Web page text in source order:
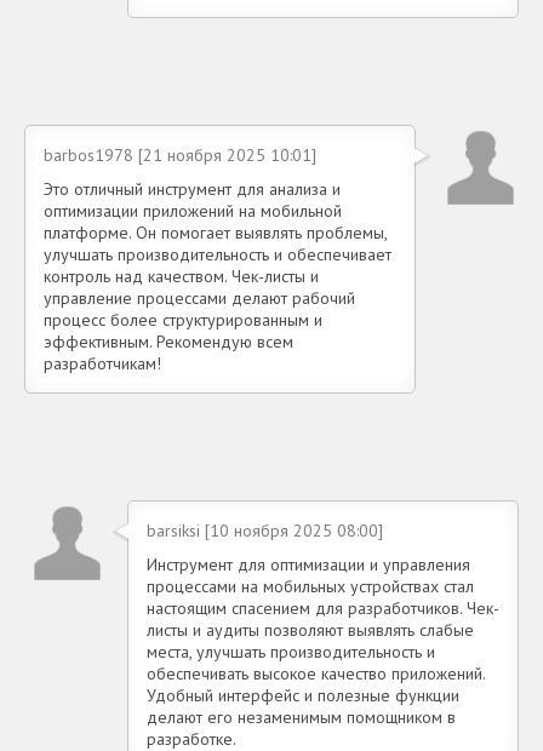
barbos1978 [21 ноября 2025 10:01]
Это отличный инструмент для анализа и
оптимизации приложений на мобильной
платформе. Он помогает выявлять проблемы,
улучшать производительность и обеспечивает
контроль над качеством. Чек-листы и
управление процессами делают рабочий
процесс более структурированным и
эффективным. Рекомендую всем
разработчикам!
barsiksi [10 ноября 2025 08:00]
Инструмент для оптимизации и управления
процессами на мобильных устройствах стал
настоящим спасением для разработчиков. Чек-
листы и аудиты позволяют выявлять слабые
места, улучшать производительность и
обеспечивать высокое качество приложений.
Удобный интерфейс и полезные функции
делают его незаменимым помощником в
разработке.